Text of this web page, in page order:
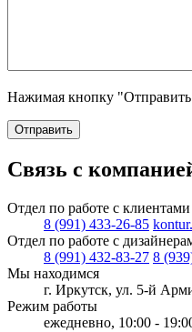
Нажимая кнопку
Отправить
Связь с
Отдел по работе с клиентами
8 (991) 433-26-85
Отдел по работе с
8 (991) 432-83-27 8
Мы находимся
г. Иркутск, ул. 5-й
Режим работы
ежедневно, 10:00 -